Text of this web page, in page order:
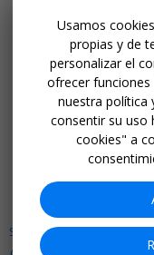
SOBRE NOSOTROS
Usamos
propias y de
personalizar el
ofrecer funciones
nuestra política
consentir su uso
cookies" a